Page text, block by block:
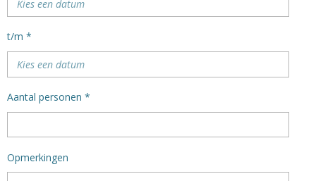
t/m *
Aantal personen *
Opmerkingen